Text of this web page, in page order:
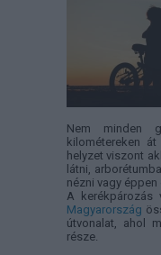
Nem minden
kilométereken
helyzet viszont
látni,
nézni vagy
A kerékpározás
Magyarország
útvonalat, ahol
része.